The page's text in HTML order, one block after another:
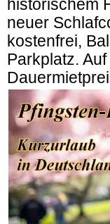
historischem
neuer
kostenfrei,
Parkplatz.